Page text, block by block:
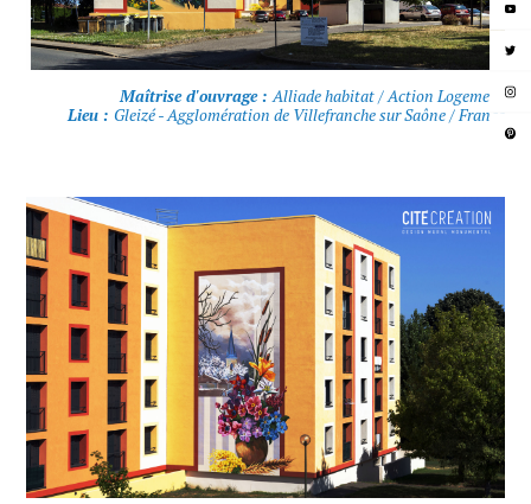
Maîtrise d'ouvrage :Alliade habitat / Action Logement
Lieu : Gleizé - Agglomération de Villefranche sur Saône / France